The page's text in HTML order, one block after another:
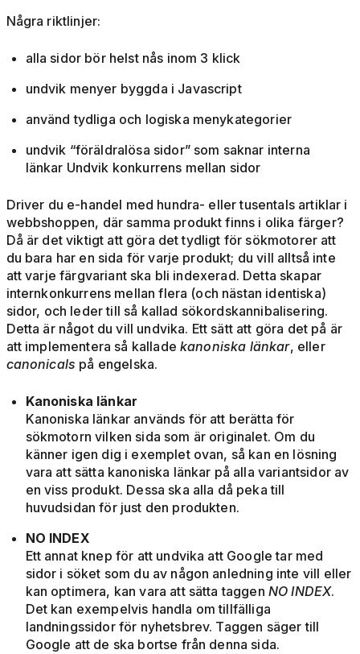
Några riktlinjer:
alla sidor bör helst nås inom 3 klick
undvik menyer byggda i Javascript
använd tydliga och logiska menykategorier
undvik “föräldralösa sidor” som saknar interna
länkar Undvik konkurrens mellan sidor
Driver du e-handel med hundra- eller tusentals artiklar i
webbshoppen, där samma produkt finns i olika färger?
Då är det viktigt att göra det tydligt för sökmotorer att
du bara har en sida för varje produkt; du vill alltså inte
att varje färgvariant ska bli indexerad. Detta skapar
internkonkurrens mellan flera (och nästan identiska)
sidor, och leder till så kallad sökordskannibalisering.
Detta är något du vill undvika. Ett sätt att göra det på är
att implementera så kallade kanoniska länkar, eller
canonicals på engelska.
Kanoniska länkar
Kanoniska länkar används för att berätta för
sökmotorn vilken sida som är originalet. Om du
känner igen dig i exemplet ovan, så kan en lösning
vara att sätta kanoniska länkar på alla variantsidor av
en viss produkt. Dessa ska alla då peka till
huvudsidan för just den produkten.
NO INDEX
Ett annat knep för att undvika att Google tar med
sidor i söket som du av någon anledning inte vill eller
kan optimera, kan vara att sätta taggen NO INDEX.
Det kan exempelvis handla om tillfälliga
landningssidor för nyhetsbrev. Taggen säger till
Google att de ska bortse från denna sida.